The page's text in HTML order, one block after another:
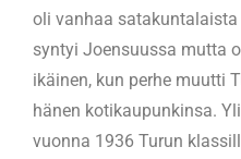
oli vanhaa
syntyi Joensuussa mutta
ikäinen, kun perhe muutti
hänen kotikaupunkinsa.
vuonna 1936 Turun